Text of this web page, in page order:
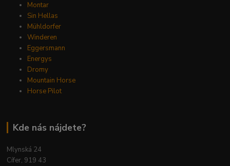
Montar
Sin Hellas
Mühldorfer
Winderen
Eggersmann
Energys
Dromy
Mountain Horse
Horse Pilot
Kde nás nájdete?
Mlynská 24
Cífer, 919 43